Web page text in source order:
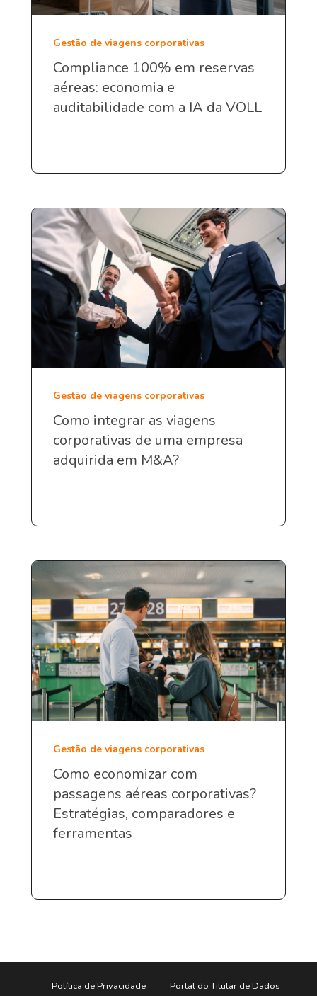
Gestão de viagens corporativas
Compliance 100% em reservas
aéreas: economia e
auditabilidade com a IA da VOLL
Gestão de viagens corporativas
Como integrar as viagens
corporativas de uma empresa
adquirida em M&A?
Gestão de viagens corporativas
Como economizar com
passagens aéreas corporativas?
Estratégias, comparadores e
ferramentas
Política de Privacidade Portal do Titular de Dados